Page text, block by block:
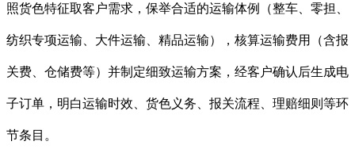
照货色特征取客户需求，保举合适的运输体例（整车、零担、
纺织专项运输、大件运输、精品运输），核算运输费用（含报
关费、仓储费等）并制定细致运输方案，经客户确认后生成电
子订单，明白运输时效、货色义务、报关流程、理赔细则等环
节条目。